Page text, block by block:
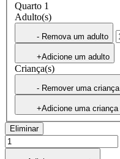
Quarto 1
Adulto(s)
- Remova um adulto
+Adicione um adulto
Criança(s)
- Remover uma criança
+Adicione uma criança
Eliminar